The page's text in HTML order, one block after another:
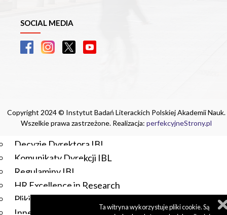
Wydawnictwo
O Wydawnictwie
Czasopisma
Dla Pracowników IBL
Zarządzenia Dyrektora IBL
Decyzje Dyrektora IBL
Komunikaty Dyrekcji IBL
Regulaminy IBL
HR Excellence in Research
Pliki do pobrania
Inne akty wewnętrzne IBL
SOCIAL MEDIA
Copyright 2024 © Instytut Badań Literackich Polskiej Akademii Nauk.
Wszelkie prawa zastrzeżone. Realizacja: perfekcyjneStrony.pl
Ta witryna wykorzystuje pliki cookie. Są